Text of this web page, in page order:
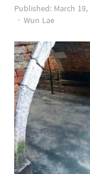
Published: March
Author
Wun Lae